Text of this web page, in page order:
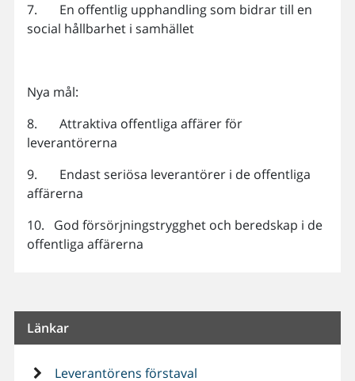
7. En offentlig upphandling som bidrar till en
social hållbarhet i samhället
Nya mål:
8. Attraktiva offentliga affärer för
leverantörerna
9. Endast seriösa leverantörer i de offentliga
affärerna
10. God försörjningstrygghet och beredskap i de
offentliga affärerna
Länkar
Leverantörens förstaval